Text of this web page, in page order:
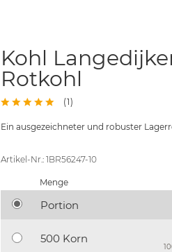
Kohl
Rotkohl
(1)
Ein ausgezeichneter und robuster
Artikel-Nr.: 1BR56247-10
Menge
Portion
500 Korn